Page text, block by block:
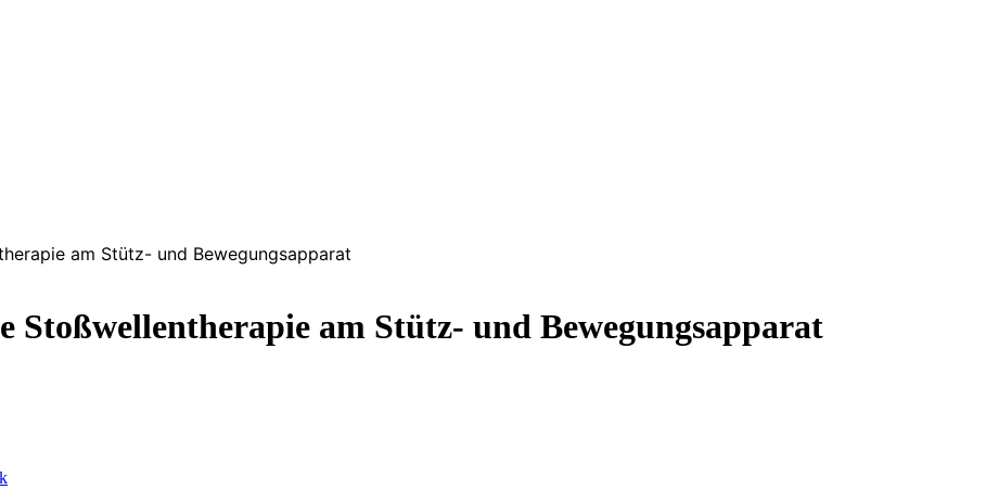
am Stütz- und Bewegungsapparat
am Stütz- und Bewegungsapparat